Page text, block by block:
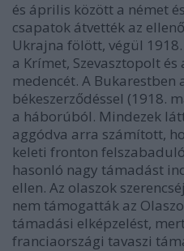
és április között a német
csapatok átvették az
Ukrajna fölött, végül
a Krímet, Szevasztopolt és
medencét. A
békeszerződéssel (1918.
a háborúból. Mindezek
aggódva arra számított,
keleti fronton
hasonló nagy támadást
ellen. Az olaszok
nem támogatták az
támadási elképzelést,
franciaországi tavaszi